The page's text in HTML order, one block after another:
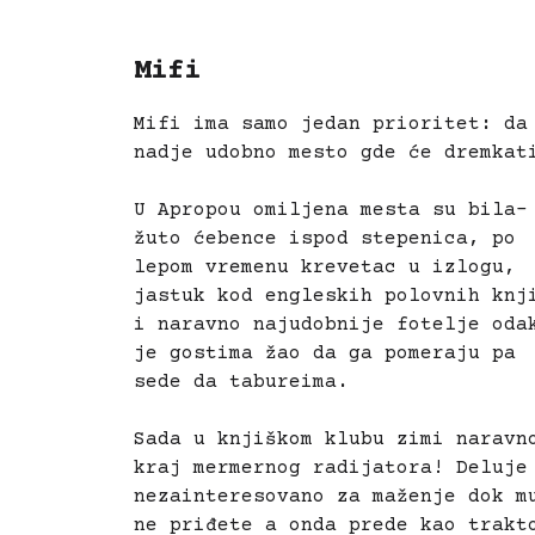
Mifi
Mifi ima samo jedan prioritet: da
nadje udobno mesto gde će
U Apropou omiljena mesta su bila-
žuto ćebence ispod stepenica, po
lepom vremenu krevetac u izlogu,
jastuk kod engleskih polovnih
i naravno najudobnije fotelje
je gostima žao da ga pomeraju pa
sede da tabureima.
Sada u knjiškom klubu zimi
kraj mermernog radijatora! Deluje
nezainteresovano za maženje dok
ne priđete a onda prede kao